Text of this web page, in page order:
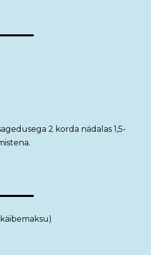
2 korda nädalas 1,5-